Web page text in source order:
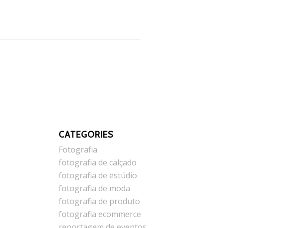
CATEGORIES
Fotografia
fotografia de calçado
fotografia de estúdio
fotografia de moda
fotografia de produto
fotografia ecommerce